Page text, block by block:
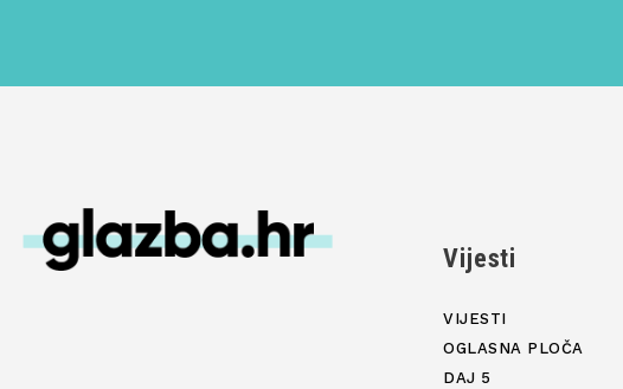
Vijesti
VIJESTI
OGLASNA PLOČA
DAJ 5